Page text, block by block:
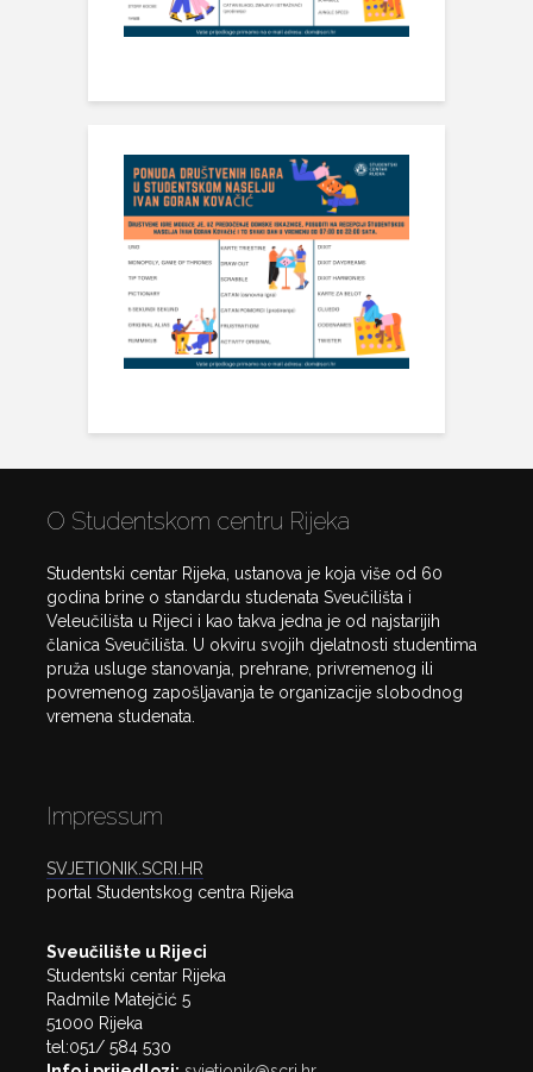
O Studentskom centru Rijeka
Studentski centar Rijeka, ustanova je koja više od 60
godina brine o standardu studenata Sveučilišta i
Veleučilišta u Rijeci i kao takva jedna je od najstarijih
članica Sveučilišta. U okviru svojih djelatnosti studentima
pruža usluge stanovanja, prehrane, privremenog ili
povremenog zapošljavanja te organizacije slobodnog
vremena studenata.
Impressum
SVJETIONIK.SCRI.HR
portal Studentskog centra Rijeka
Sveučilište u Rijeci
Studentski centar Rijeka
Radmile Matejčić 5
51000 Rijeka
tel:051/ 584 530